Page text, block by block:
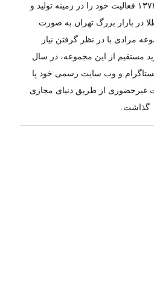
مجموعه مرادی از سال ۱۳۷۲ فعالیت خود را در زمینه تولید و
در بازار بزرگ تهران به صورت
مرادی با در نظر گرفتن نیاز
مستقیم از این مجموعه، در سال
اینستاگرام و وب سایت رسمی خود پا
از طریق دنیای مجازی
گذاشت.